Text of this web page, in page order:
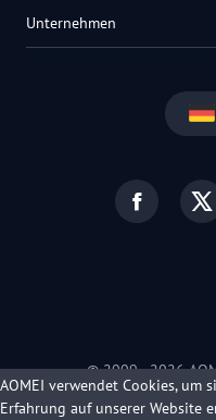
Unternehmen
© 2009 -2026
Datenschutz
AOMEI verwendet Cookies, um
Erfahrung auf unserer Website